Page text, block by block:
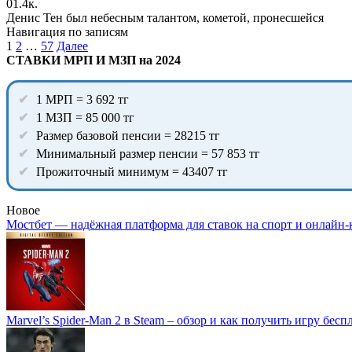
01.4к.
Денис Тен был небесным талантом, кометой, пронесшейся
Навигация по записям
1 2 … 57 Далее
СТАВКИ МРП И МЗП на 2024
1 МРП = 3 692 тг
1 МЗП = 85 000 тг
Размер базовой пенсии = 28215 тг
Минимальный размер пенсии = 57 853 тг
Прожиточный минимум = 43407 тг
Новое
Мостбет — надёжная платформа для ставок на спорт и онлайн-
Marvel’s Spider-Man 2 в Steam – обзор и как получить игру